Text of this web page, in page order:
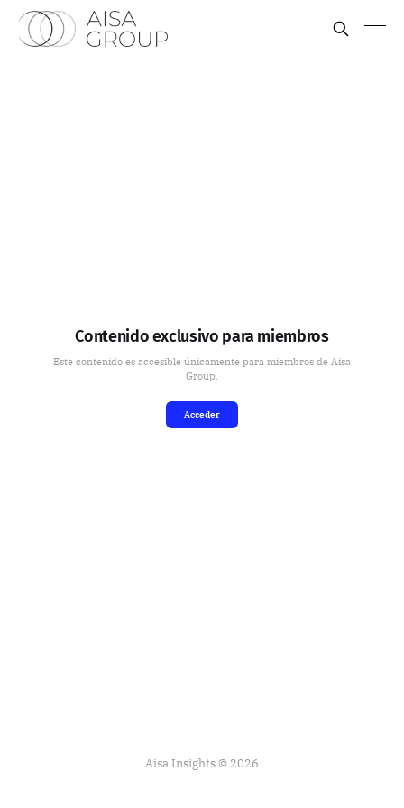
Contenido exclusivo para miembros
Este contenido es accesible únicamente para miembros de Aisa
Group.
Acceder
Aisa Insights © 2026